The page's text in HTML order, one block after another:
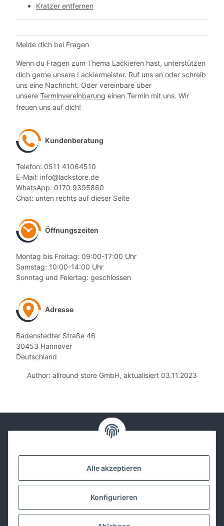
Alle akzeptieren
Konfigurieren
Kratzer entfernen
Melde dich bei Fragen
Wenn du Fragen zum Thema Lackieren hast, unterstützen
dich gerne unsere Lackiermeister. Ruf uns an oder schreib
uns eine Nachricht. Oder vereinbare über
unsere Terminvereinbarung einen Termin mit uns. Wir
freuen uns auf dich!
Kundenberatung
Telefon: 0511 41064510
E-Mail: info@lackstore.de
WhatsApp: 0170 9395860
Chat: unten rechts auf dieser Seite
Öffnungszeiten
Montag bis Freitag: 09:00-17:00 Uhr
Samstag: 10:00-14:00 Uhr
Sonntag und Feiertag: geschlossen
Adresse
Badenstedter Straße 46
30453 Hannover
Deutschland
Author: allround store GmbH, aktualisiert 03.11.2023